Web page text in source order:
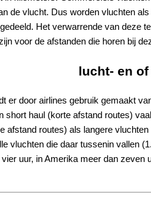
de vlucht. Dus worden vluchten
Het verwarrende van deze
voor de afstanden die horen bij
lucht- en
er door airlines gebruik gemaakt
short haul (korte afstand routes)
afstand routes) als langere
vluchten die daar tussenin vallen
uur, in Amerika meer dan zeven